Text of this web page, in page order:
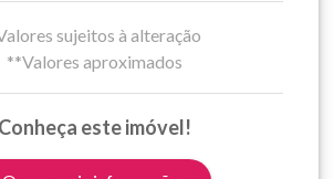
sujeitos à alteração
**Valores aproximados
Conheça este imóvel!